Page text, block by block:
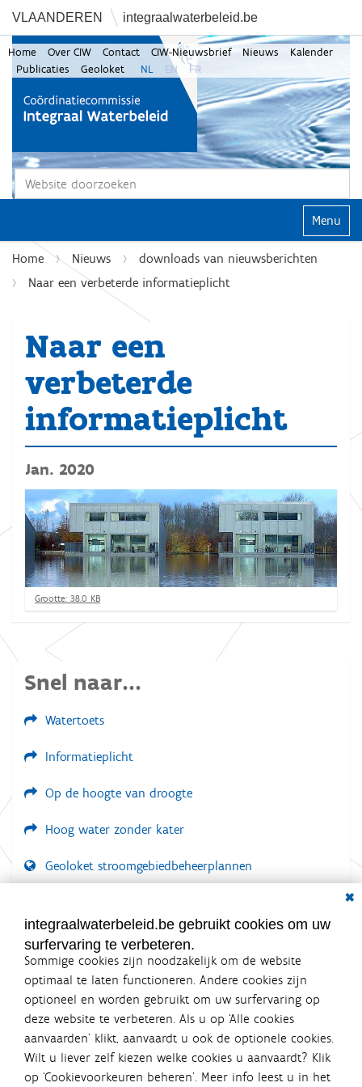
VLAANDEREN integraalwaterbeleid.be
Zoek
Home Over CIW Contact CIW-Nieuwsbrief Nieuws
Kalender
Publicaties
Geoloket NL EN FR
Klap
Home Nieuws
downloads van nieuwsberichten
Naar een verbeterde informatieplicht
Naar een
verbeterde
informatieplicht
Jan. 2020
K
l
o
e
o
e
g
w
e
e
a
v
a
n
e
a
f
b
e
Grootte: 38.0 KB
Snel naar...
Watertoets
Informatieplicht
Op de hoogte van droogte
Hoog water zonder kater
Geoloket stroomgebiedbeheerplannen
LOGIN VEREIST
integraalwaterbeleid.be gebruikt cookies om uw
surfervaring te verbeteren.
Sommige cookies zijn noodzakelijk om de website
optimaal te laten functioneren. Andere cookies zijn
optioneel en worden gebruikt om uw surfervaring op
deze website te verbeteren. Als u op ‘Alle cookies
aanvaarden’ klikt, aanvaardt u ook de optionele cookies.
Wilt u liever zelf kiezen welke cookies u aanvaardt? Klik
op ‘Cookievoorkeuren beheren’. Meer info leest u in het
Integraalwaterbeleid.be is een
officiële website van de Vlaamse
overheid
uitgegeven door Coördinatiecommissie Integraal
Waterbeleid